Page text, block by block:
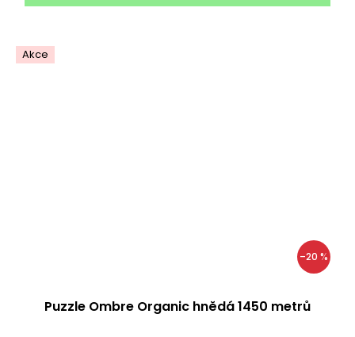
Akce
–20 %
Puzzle Ombre Organic hnědá 1450 metrů